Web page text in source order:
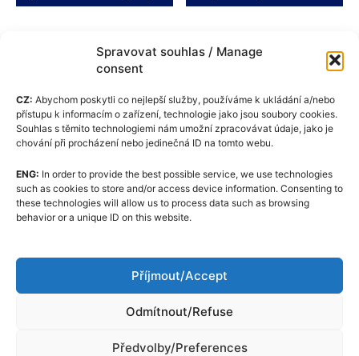
Spravovat souhlas / Manage
consent
CZ: Abychom poskytli co nejlepší služby, používáme k ukládání a/nebo
přístupu k informacím o zařízení, technologie jako jsou soubory cookies.
Souhlas s těmito technologiemi nám umožní zpracovávat údaje, jako je
chování při procházení nebo jedinečná ID na tomto webu.
ENG: In order to provide the best possible service, we use technologies
such as cookies to store and/or access device information. Consenting to
these technologies will allow us to process data such as browsing
behavior or a unique ID on this website.
Příjmout/Accept
Odmítnout/Refuse
Předvolby/Preferences
Pravilnik o piškotkih (EU)
GDPR
Uredniški kodeks